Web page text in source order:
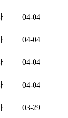
04-04
04-04
04-04
04-04
03-29